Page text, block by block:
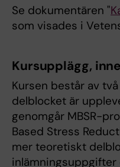
Se dokumentären "
som visades i
Kursupplägg,
Kursen består av
delblocket är
genomgår MBSR-
Based Stress
mer teoretiskt
inlämningsuppgifter